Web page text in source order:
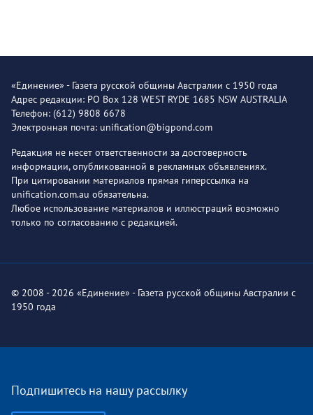
«Единение» - Газета русской общины Австралии с 1950 года
Адрес редакции: PO Box 128 WEST RYDE 1685 NSW AUSTRALIA
Телефон: (612) 9808 6678
Электронная почта: unification@bigpond.com
Редакция не несет ответственности за достоверность
информации, опубликованной в рекламных объявлениях.
При цитировании материалов прямая гиперссылка на
unification.com.au обязательна.
Любое использование материалов и иллюстраций возможно
только по согласованию с редакцией.
© 2008 - 2026 «Единение» - Газета русской общины Австралии с
1950 года
Подпишитесь на нашу рассылку